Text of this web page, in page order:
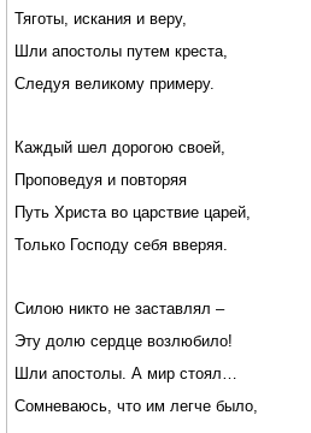
Тяготы, искания и веру,
Шли апостолы путем креста,
Следуя великому примеру.
Каждый шел дорогою своей,
Проповедуя и повторяя
Путь Христа во царствие царей,
Только Господу себя вверяя.
Силою никто не заставлял –
Эту долю сердце возлюбило!
Шли апостолы. А мир стоял…
Сомневаюсь, что им легче было,